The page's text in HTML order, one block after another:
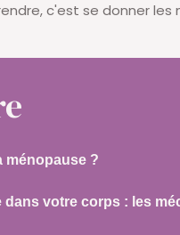
c'est se donner
ménopause ?
dans votre corps : les